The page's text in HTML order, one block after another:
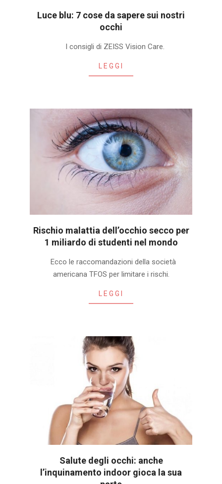
Luce blu: 7 cose da sapere sui nostri
occhi
I consigli di ZEISS Vision Care.
LEGGI
Rischio malattia dell’occhio secco per
1 miliardo di studenti nel mondo
Ecco le raccomandazioni della società
americana TFOS per limitare i rischi.
LEGGI
Salute degli occhi: anche
l’inquinamento indoor gioca la sua